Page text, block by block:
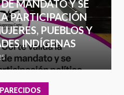
MANDATO Y SE
PARTICIPACIÓN
PUEBLOS Y
INDÍGENAS